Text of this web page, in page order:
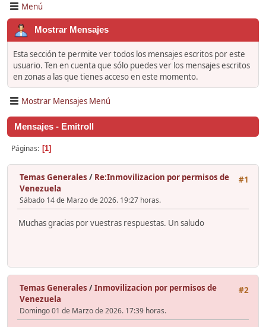
Menú
Mostrar Mensajes
Esta sección te permite ver todos los mensajes escritos por este
usuario. Ten en cuenta que sólo puedes ver los mensajes escritos
en zonas a las que tienes acceso en este momento.
Mostrar Mensajes Menú
Mensajes - Emitroll
Páginas 1
#1
Temas Generales / Re:Inmovilizacion por permisos de
Venezuela
Sábado 14 de Marzo de 2026. 19:27 horas.
Muchas gracias por vuestras respuestas. Un saludo
#2
Temas Generales /Inmovilizacion por permisos de
Venezuela
Domingo 01 de Marzo de 2026. 17:39 horas.